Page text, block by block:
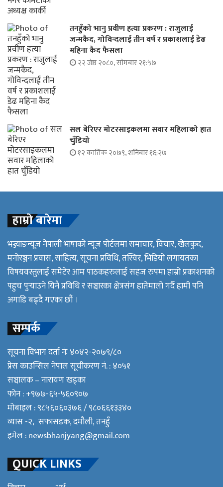
तनहुँको भानु प्रवीण हत्या प्रकरण : राजुलाई
जन्मकैद, गोविन्दलाई तीन वर्ष र प्रकाशलाई डेढ
महिना कैद फैसला
२२ जेष्ठ २०८०, सोमबार २१:५७
सल बेरिएर मोटरसाइकलमा सवार महिलाको हात
चुँडियो
१२ कार्तिक २०७९, शनिबार १६:२७
हाम्रो बारेमा
भञ्ज्याङन्यूज नेपाली भाषाको न्यूज पोर्टलमा समाचार, विचार, खेलकुद,
मनोरञ्जन प्रवास, साहित्य, सूचना प्रविधि, तस्विर, भिडियो लगायतका
विषयवस्तुलाई समेटेर आम पाठकहरुलाई सहज रुपमा हाम्रो प्रकाशनको
पहुच पुर्‍याउने यिनै प्रविधि र सञ्चारका क्षेत्रसंग हातेमालो गर्दै हामी पनि
अगाडि बढ्दै गएका छौं ।
सम्पर्क
सूचना विभाग दर्ता नंः ४०४२-२०७९/८०
प्रेस काउन्सिल नेपाल सूचीकरण नं. : ४०५१
सञ्चालक – नारायण खड्का
फोन : +९७७-६५-५६०९०७
मोबाइल : ९८५६०६०३७६ / ९८०६६१३३४०
व्यास -२, सफासडक, दमौली, तनहुँ
इमेल :newsbhanjyang@gmail.com
QUICK LINKS